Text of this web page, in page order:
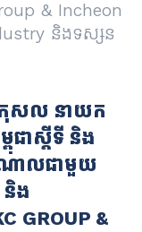
& Incheon
និងទស្សន
កុសល នាយក
ពុជាស្តីទី និង
ាលជាមួយ
និង
GROUP &